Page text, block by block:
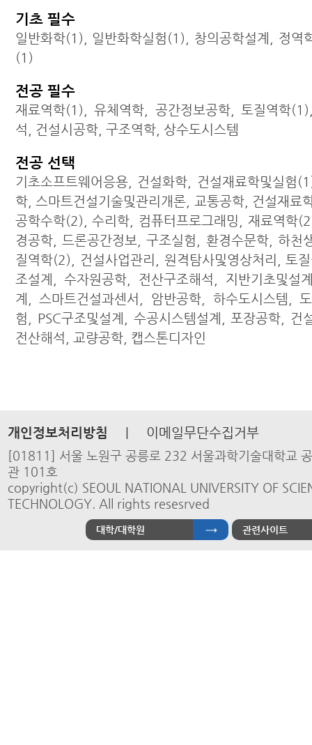
기초 필수
일반화학(1), 일반화학실험(1), 창의공학설계, 정역
(1)
전공 필수
재료역학(1), 유체역학, 공간정보공학, 토질역학
석, 건설시공학, 구조역학, 상수도시스템
전공 선택
기초소프트웨어응용, 건설화학, 건설재료학및실험
학, 스마트건설기술및관리개론, 교통공학, 건설재료
공학수학(2), 수리학, 컴퓨터프로그래밍, 재료역학
경공학, 드론공간정보, 구조실험, 환경수문학, 하천
질역학(2), 건설사업관리, 원격탐사및영상처리, 토
조설계, 수자원공학, 전산구조해석, 지반기초및설
계, 스마트건설과센서, 암반공학, 하수도시스템,
험, PSC구조및설계, 수공시스템설계, 포장공학, 건
전산해석, 교량공학, 캡스톤디자인
개인정보처리방침 이메일무단수집거부
[01811] 서울 노원구 공릉로 232 서울과학기술대학교
관 101호
copyright(c) SEOUL NATIONAL UNIVERSITY OF
TECHNOLOGY. All rights resesrved
대학/대학원 관련사이트